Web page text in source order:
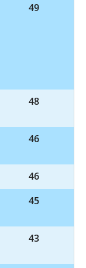
49
48
46
46
45
43